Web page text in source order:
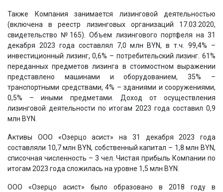
Также Компания занимается лизинговой деятельностью
(включена в реестр лизинговых организаций 17.03.2020,
свидетельство №165). Объем лизингового портфеля на 31
декабря 2023 года составлял 7,0 млн BYN, в т.ч. 99,4% –
инвестиционный лизинг, 0,6% – потребительский лизинг. 61%
переданных предметов лизинга в стоимостном выражении
представлено машинами и оборудованием, 35% –
транспортными средствами, 4% – зданиями и сооружениями,
0,5% – иными предметами. Доход от осуществления
лизинговой деятельности по итогам 2023 года составил 0,9
млн BYN.
Активы ООО «Озерцо асист» на 31 декабря 2023 года
составляли 10,7 млн BYN, собственный капитал – 1,8 млн BYN,
списочная численность – 3 чел. Чистая прибыль Компании по
итогам 2023 года сложилась на уровне 1,5 млн BYN.
ООО «Озерцо асист» было образовано в 2018 году в